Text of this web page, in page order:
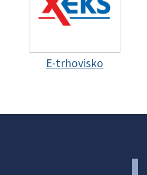
E-trhovisko